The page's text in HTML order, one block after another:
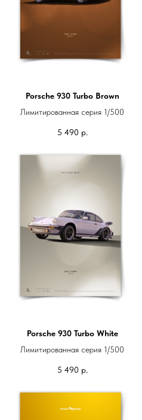
Porsche 930 Turbo Brown
Лимитированная серия 1/500
5 490 р.
Porsche 930 Turbo White
Лимитированная серия 1/500
5 490 р.